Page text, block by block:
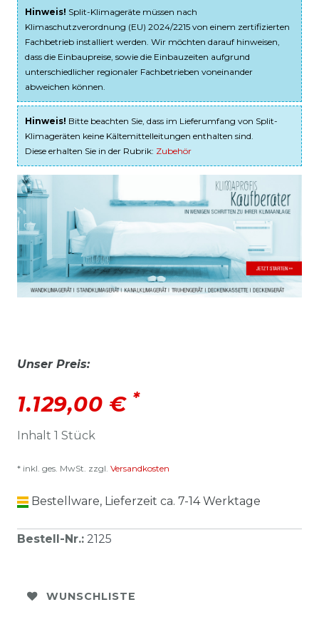
Hinweis! Split-Klimageräte müssen nach
Klimaschutzverordnung (EU) 2024/2215 von einem zertifizierten
Fachbetrieb installiert werden. Wir möchten darauf hinweisen,
dass die Einbaupreise, sowie die Einbauzeiten aufgrund
unterschiedlicher regionaler Fachbetrieben voneinander
abweichen können.
Hinweis! Bitte beachten Sie, dass im Lieferumfang von Split-
Klimageräten keine Kältemittelleitungen enthalten sind.
Diese erhalten Sie in der Rubrik: Zubehör
Unser Preis:
1.129,00 € *
Inhalt 1 Stück
* inkl. ges. MwSt. zzgl. Versandkosten
Bestellware, Lieferzeit ca. 7-14 Werktage
Bestell-Nr.: 2125
WUNSCHLISTE